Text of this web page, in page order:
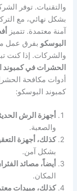
والتقنيات. توفر
بشكل نهائي، مع
آمنة معتمدة. تتميز
البوسكو بفرق عمل
والشركات. إذا كنت
الحشرات في كمبوند
أدوات مكافحة
كمبوند البوسكو:
أجهزة الرش
والصعبة.
كذلك، أجهزة
بشكل آمن.
أيضاً، مصائد
المكان.
كذلك، مبيدات